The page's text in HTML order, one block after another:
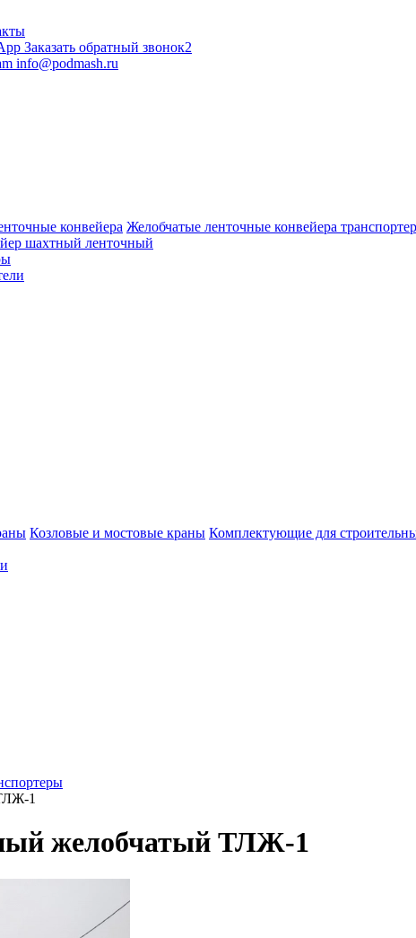
Заказать обратный звонок2
info@podmash.ru
конвейера Желобчатые ленточные конвейера
шахтный ленточный
Козловые и мостовые краны Комплектующие для
1
желобчатый ТЛЖ-1